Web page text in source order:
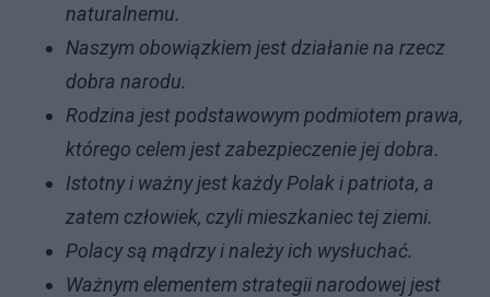
naturalnemu.
Naszym obowiązkiem jest działanie na rzecz
dobra narodu.
Rodzina jest podstawowym podmiotem prawa,
którego celem jest zabezpieczenie jej dobra.
Istotny i ważny jest każdy Polak i patriota, a
zatem człowiek, czyli mieszkaniec tej ziemi.
Polacy są mądrzy i należy ich wysłuchać.
Ważnym elementem strategii narodowej jest